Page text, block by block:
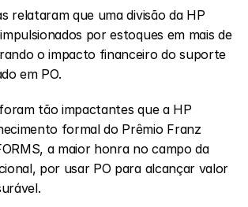
relataram que uma divisão da HP
reduziu custos impulsionados por estoques em mais de
o impacto financeiro do suporte
em PO.
tão impactantes que a HP
formal do Prêmio Franz
a maior honra no campo da
por usar PO para alcançar valor